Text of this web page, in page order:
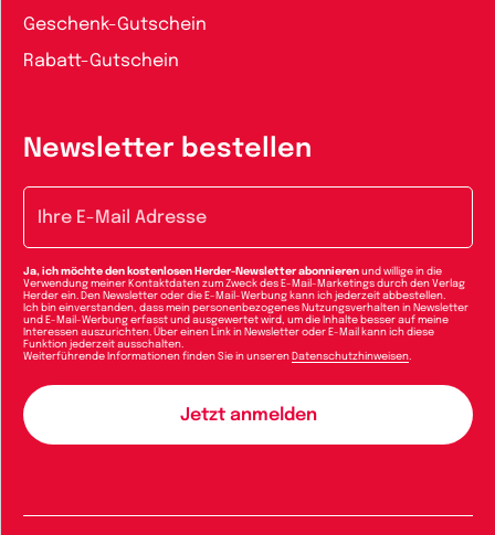
Geschenk-Gutschein
Rabatt-Gutschein
Newsletter bestellen
Ja, ich möchte den kostenlosen Herder-Newsletter abonnieren und willige in die
Verwendung meiner Kontaktdaten zum Zweck des E-Mail-Marketings durch den Verlag
Herder ein. Den Newsletter oder die E-Mail-Werbung kann ich jederzeit abbestellen.
Ich bin einverstanden, dass mein personenbezogenes Nutzungsverhalten in Newsletter
und E-Mail-Werbung erfasst und ausgewertet wird, um die Inhalte besser auf meine
Interessen auszurichten. Über einen Link in Newsletter oder E-Mail kann ich diese
Funktion jederzeit ausschalten.
Weiterführende Informationen finden Sie in unseren Datenschutzhinweisen.